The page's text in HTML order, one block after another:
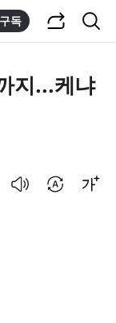
구독
지...케냐